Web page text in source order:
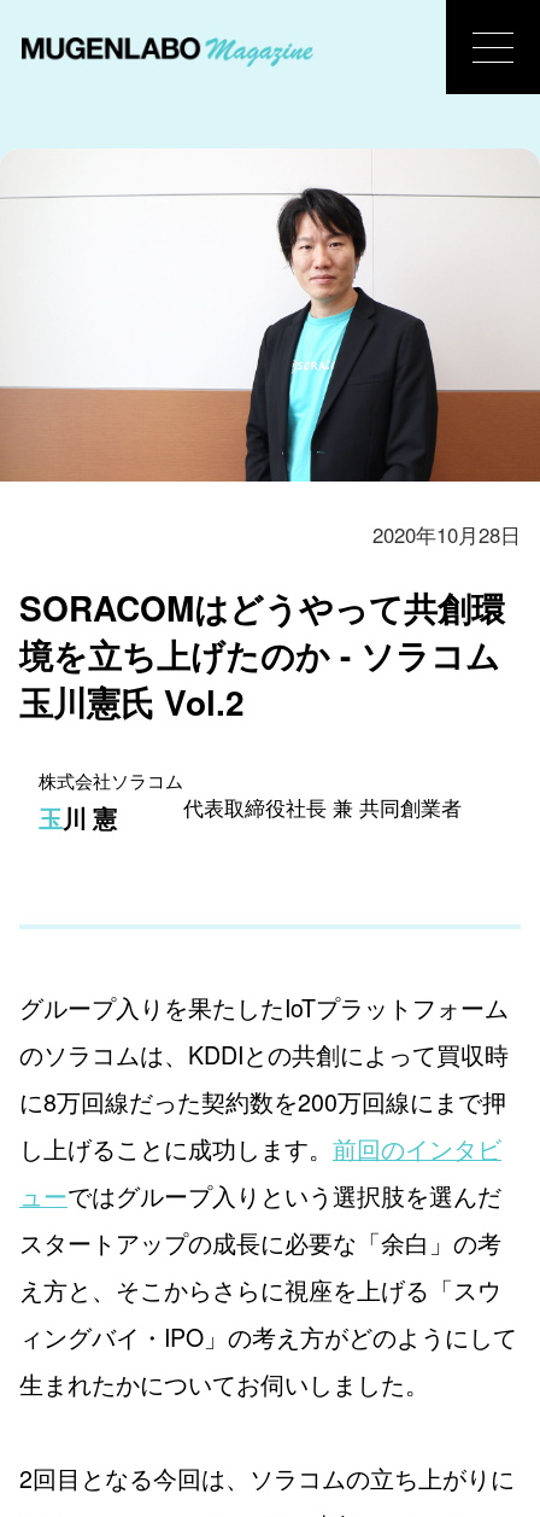
2020年10月28日
SORACOMはどうやって共創環
境を立ち上げたのか - ソラコム
玉川憲氏 Vol.2
株式会社ソラコム
玉川 憲 代表取締役社長 兼 共同創業者
グループ入りを果たしたIoTプラットフォーム
のソラコムは、KDDIとの共創によって買収時
に8万回線だった契約数を200万回線にまで押
し上げることに成功します。 前回のインタビ
ューではグループ入りという選択肢を選んだ
スタートアップの成長に必要な「余白」の考
え方と、そこからさらに視座を上げる「スウ
ィングバイ・IPO」の考え方がどのようにして
生まれたかについてお伺いしました。
2回目となる今回は、ソラコムの立ち上がりに